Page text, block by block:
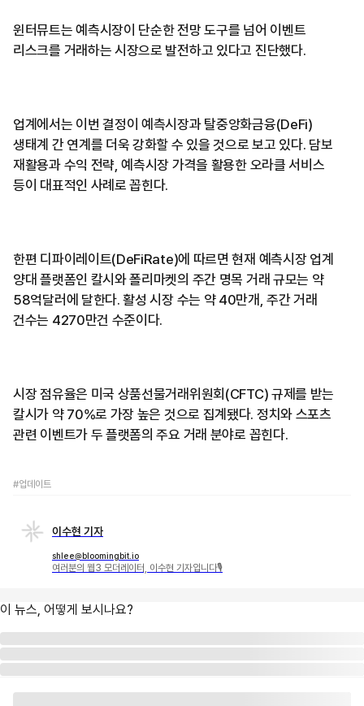
윈터뮤트는 예측시장이 단순한 전망 도구를 넘어 이벤트
리스크를 거래하는 시장으로 발전하고 있다고 진단했다.
업계에서는 이번 결정이 예측시장과 탈중앙화금융(DeFi)
생태계 간 연계를 더욱 강화할 수 있을 것으로 보고 있다. 담보
재활용과 수익 전략, 예측시장 가격을 활용한 오라클 서비스
등이 대표적인 사례로 꼽힌다.
한편 디파이레이트(DeFiRate)에 따르면 현재 예측시장 업계
양대 플랫폼인 칼시와 폴리마켓의 주간 명목 거래 규모는 약
58억달러에 달한다. 활성 시장 수는 약 40만개, 주간 거래
건수는 4270만건 수준이다.
시장 점유율은 미국 상품선물거래위원회(CFTC) 규제를 받는
칼시가 약 70%로 가장 높은 것으로 집계됐다. 정치와 스포츠
관련 이벤트가 두 플랫폼의 주요 거래 분야로 꼽힌다.
#업데이트
이수현 기자
shlee@bloomingbit.io
여러분의 웹3 모더레이터, 이수현 기자입니다🎙
이 뉴스, 어떻게 보시나요?